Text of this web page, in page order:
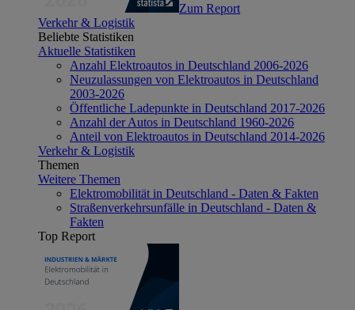
Zum Report
Verkehr & Logistik
Beliebte Statistiken
Aktuelle Statistiken
Anzahl Elektroautos in Deutschland 2006-2026
Neuzulassungen von Elektroautos in Deutschland
2003-2026
Öffentliche Ladepunkte in Deutschland 2017-2026
Anzahl der Autos in Deutschland 1960-2026
Anteil von Elektroautos in Deutschland 2014-2026
Verkehr & Logistik
Themen
Weitere Themen
Elektromobilität in Deutschland - Daten & Fakten
Straßenverkehrsunfälle in Deutschland - Daten &
Fakten
Top Report